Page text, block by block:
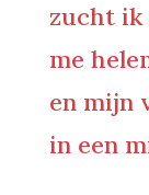
zucht ik
me
en mijn
in een